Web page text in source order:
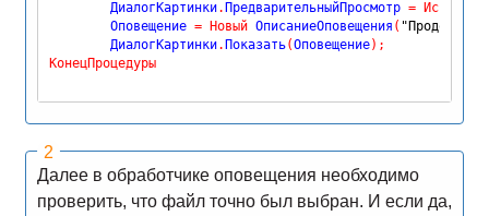
	ДиалогКартинки
.ПредварительныйПросмотр = Истина
	Оповещение
= Новый ОписаниеОповещения (
	ДиалогКартинки
.Показать(Оповещение) ;
КонецПроцедуры
Далее в обработчике оповещения необходимо
проверить, что файл точно был выбран. И если да,